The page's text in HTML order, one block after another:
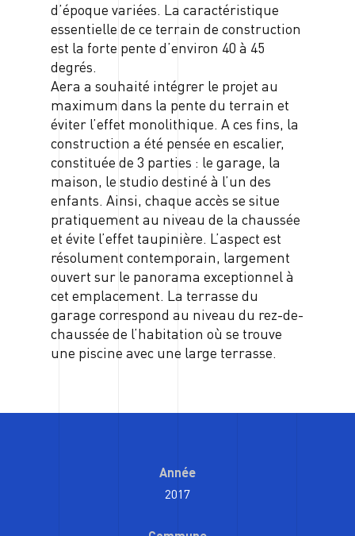
d’époque variées. La caractéristique
essentielle de ce terrain de construction
est la forte pente d’environ 40 à 45
degrés.
Aera a souhaité intégrer le projet au
maximum dans la pente du terrain et
éviter l’effet monolithique. A ces fins, la
construction a été pensée en escalier,
constituée de 3 parties : le garage, la
maison, le studio destiné à l’un des
enfants. Ainsi, chaque accès se situe
pratiquement au niveau de la chaussée
et évite l’effet taupinière. L’aspect est
résolument contemporain, largement
ouvert sur le panorama exceptionnel à
cet emplacement. La terrasse du
garage correspond au niveau du rez-de-
chaussée de l’habitation où se trouve
une piscine avec une large terrasse.
Année
2017